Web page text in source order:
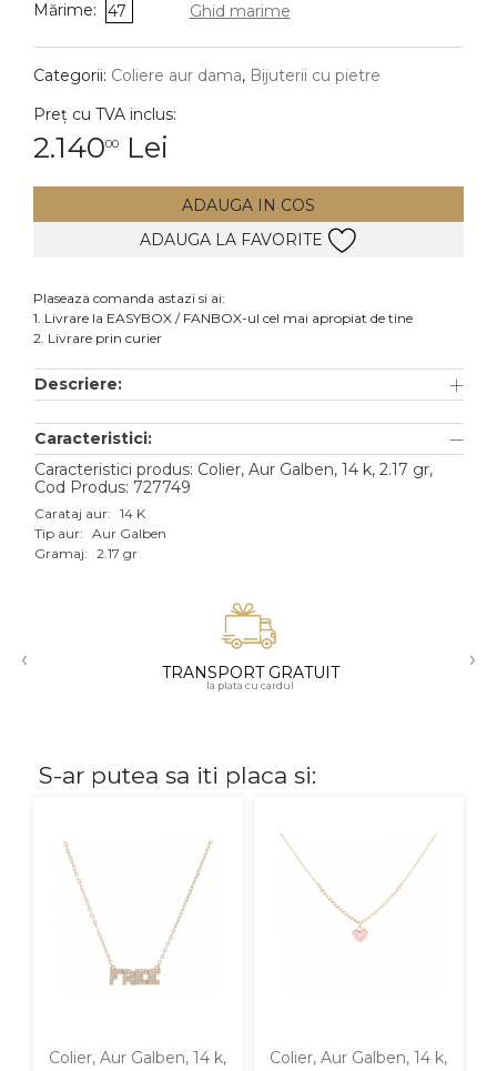
DIAMANTE Vezi toate
Cercei
Accesorii
Aur alb
Aur roz
Aur mixt
18K
Diamante
Mărime: 47 Ghid marime
Categorii: Coliere aur dama, Bijuterii cu pietre
Preț cu TVA inclus:
2.14000 Lei
ADAUGA IN COS
ADAUGA LA FAVORITE
Plaseaza comanda astazi si ai:
1. Livrare la EASYBOX / FANBOX-ul cel mai apropiat de tine
2. Livrare prin curier
Descriere:
Caracteristici:
Caracteristici produs: Colier, Aur Galben, 14 k, 2.17 gr,
Cod Produs: 727749
Carataj aur: 14 K
Tip aur: Aur Galben
Gramaj: 2.17 gr
‹ TRANSPORT GRATUIT
la plata cu cardul
›
S-ar putea sa iti placa si:
Colier, Aur Galben, 14 k,
Colier, Aur Galben, 14 k,